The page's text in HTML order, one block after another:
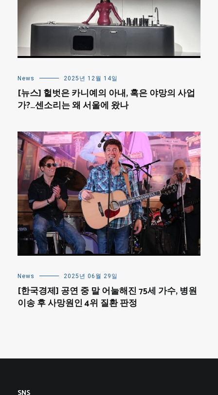
News 2025년 12월 14일
[뉴스] 헐벗은 카니예의 아내, 혹은 야망의 사업
가?…센소리는 왜 서울에 왔나
News 2025년 06월 29일
[한국경제] 공연 중 말 어눌해진 75세 가수, 병원
이송 후 사망원인 4위 질환 판정